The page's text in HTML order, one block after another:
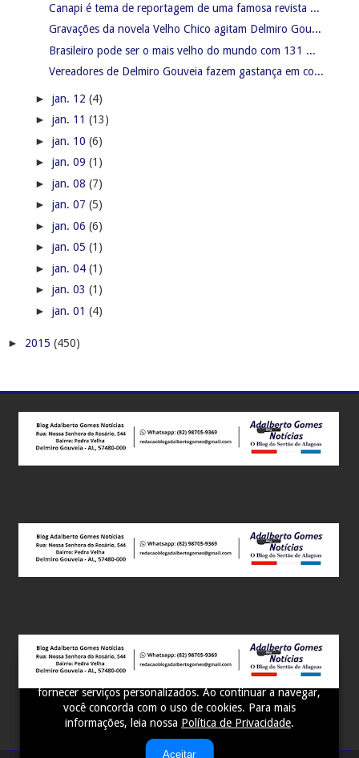
Este site utiliza cookies para melhorar sua experiência e
fornecer serviços personalizados. Ao continuar a navegar,
você concorda com o uso de cookies. Para mais
informações, leia nossa Política de Privacidade.
Aceitar
Canapi é tema de reportagem de uma famosa revista ...
Gravações da novela Velho Chico agitam Delmiro Gou...
Brasileiro pode ser o mais velho do mundo com 131 ...
Vereadores de Delmiro Gouveia fazem gastança em co...
► jan. 12 (4)
► jan. 11 (13)
► jan. 10 (6)
► jan. 09 (1)
► jan. 08 (7)
► jan. 07 (5)
► jan. 06 (6)
► jan. 05 (1)
► jan. 04 (1)
► jan. 03 (1)
► jan. 01 (4)
► 2015 (450)